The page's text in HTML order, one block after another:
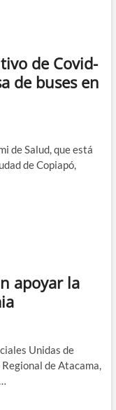
de Covid-
de buses en
de Salud, que está
de Copiapó,
apoyar la
Unidas de
de Atacama,